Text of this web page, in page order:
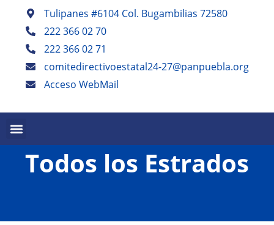
Tulipanes #6104 Col. Bugambilias 72580
222 366 02 70
222 366 02 71
comitedirectivoestatal24-27@panpuebla.org
Acceso WebMail
Todos los Estrados